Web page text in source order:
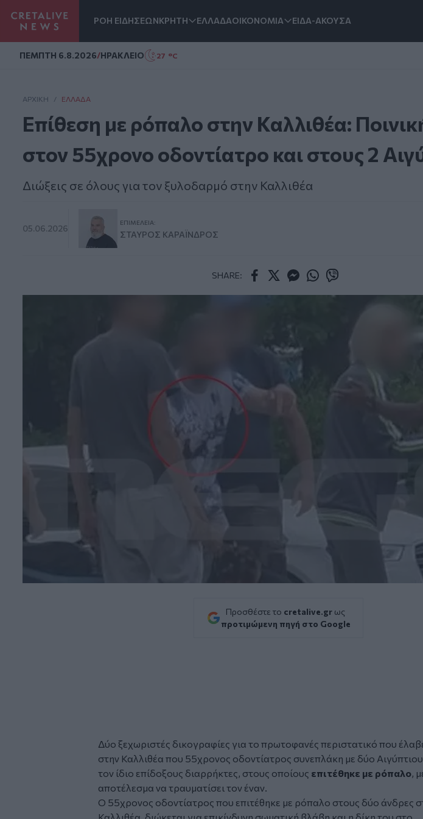
ΡΟΗ ΕΙΔΗΣΕΩΝΚΡΗΤΗ ΕΛΛΑΔΑΟΙΚΟΝΟΜΙΑ ΕΙΔΑ-ΑΚΟΥΣΑ
ΠΕΜΠΤΗ 6.8.2026/ΗΡΑΚΛΕΙΟ 27 °C
ΑΡΧΙΚΗ / ΕΛΛΆΔΑ
Επίθεση με ρόπαλο στην Καλλιθέα:
στον 55χρονο οδοντίατρο και στους 2
Διώξεις σε όλους για τον ξυλοδαρμό στην Καλλιθέα
05.06.2026
ΕΠΙΜΈΛΕΙΑ:
ΣΤΑΎΡΟΣ ΚΑΡΑΪ́ΝΔΡΟΣ
SHARE:
Προσθέστε το cretalive.gr ως
προτιμώμενη πηγή στο Google
Δύο ξεχωριστές δικογραφίες για το πρωτοφανές περιστατικό που
στην Καλλιθέα που 55χρονος οδοντίατρος συνεπλάκη με δύο
τον ίδιο επίδοξους διαρρήκτες, στους οποίους επιτέθηκε με ρόπαλο,
αποτέλεσμα να τραυματίσει τον έναν.
Ο 55χρονος οδοντίατρος που επιτέθηκε με ρόπαλο στους δύο άνδρες